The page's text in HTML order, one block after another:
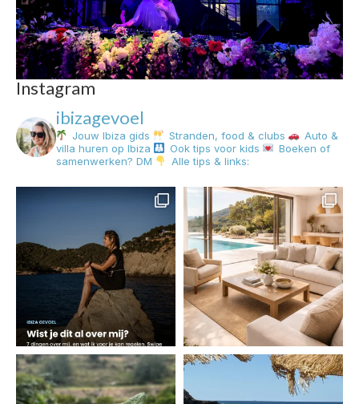
Instagram
ibizagevoel
Jouw Ibiza gids Stranden, food & clubs
Auto &
villa huren op Ibiza
Ook tips voor kids
Boeken of
samenwerken? DM
Alle tips & links: